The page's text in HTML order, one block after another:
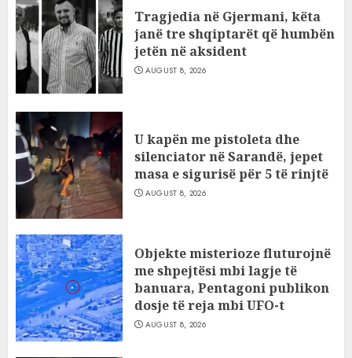
Tragjedia në Gjermani, këta
janë tre shqiptarët që humbën
jetën në aksident
AUGUST 8, 2026
U kapën me pistoleta dhe
silenciator në Sarandë, jepet
masa e sigurisë për 5 të rinjtë
AUGUST 8, 2026
Objekte misterioze fluturojnë
me shpejtësi mbi lagje të
banuara, Pentagoni publikon
dosje të reja mbi UFO-t
AUGUST 8, 2026